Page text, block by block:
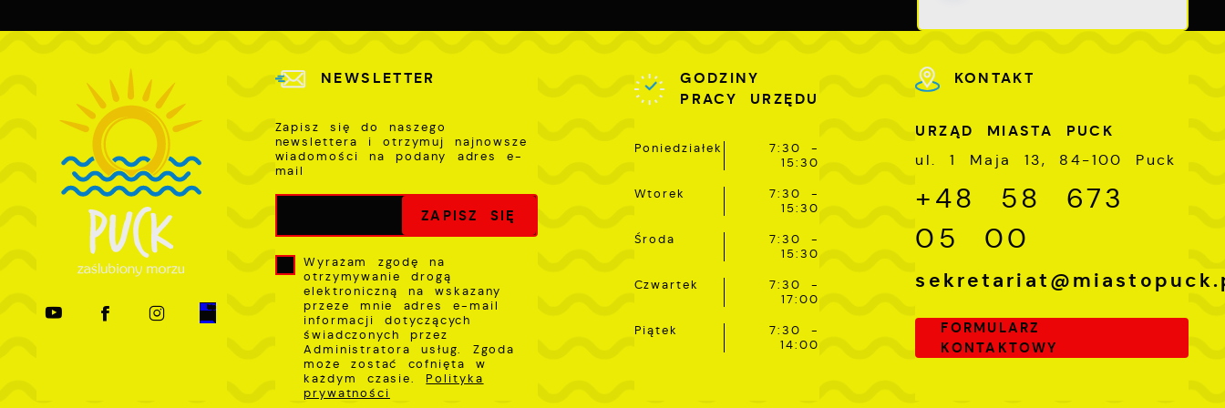
NEWSLETTER
Zapisz się do naszego
newslettera i otrzymuj najnowsze
wiadomości na podany adres e-
mail
Wyrażam zgodę na
otrzymywanie drogą
elektroniczną na wskazany
przeze mnie adres e-mail
informacji dotyczących
świadczonych przez
Administratora usług. Zgoda
może zostać cofnięta w
każdym czasie. Polityka
prywatności
GODZINY
PRACY URZĘDU
Poniedziałek
7:30 -
15:30
Wtorek
7:30 -
15:30
Środa
7:30 -
15:30
Czwartek
7:30 -
17:00
Piątek
7:30 -
14:00
KONTAKT
URZĄD MIASTA PUCK
ul. 1 Maja 13, 84-100 Puck
+48 58 673
05 00
FORMULARZ
KONTAKTOWY
postaci wiadomości, ofert, komunikatów mediów